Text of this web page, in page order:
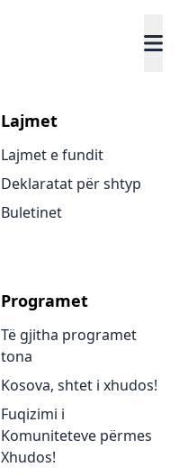
Lajmet
Lajmet e fundit
Deklaratat për shtyp
Buletinet
Programet
Të gjitha programet
tona
Kosova, shtet i xhudos!
Fuqizimi i
Komuniteteve përmes
Xhudos!